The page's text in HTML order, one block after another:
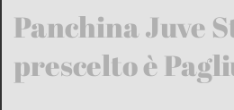
Panchina Juve
prescelto è